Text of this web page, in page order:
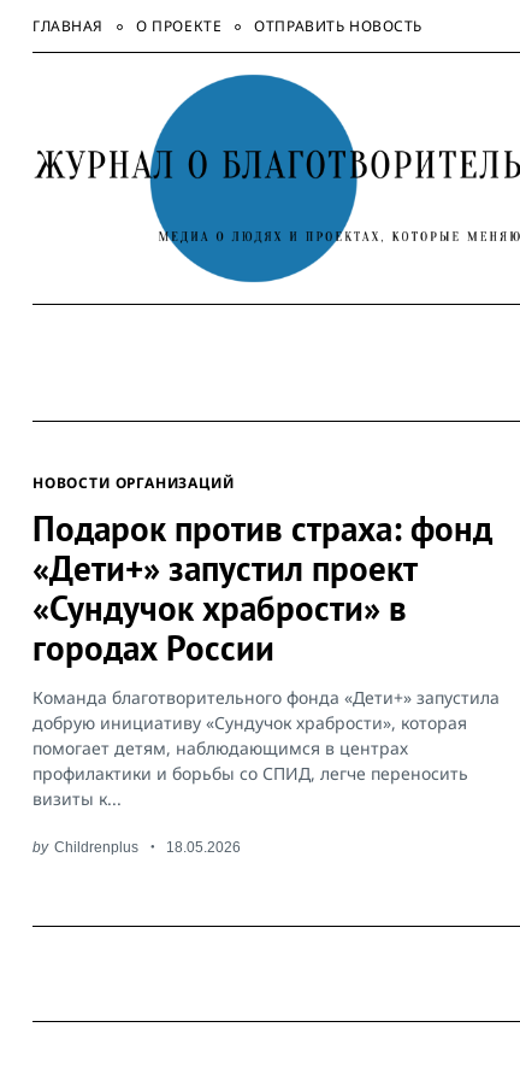
SkipГЛАВНАЯ О ПРОЕКТЕ ОТПРАВИТЬ НОВОСТЬ
НОВОСТИ ОРГАНИЗАЦИЙ
Подарок против страха: фонд
«Дети+» запустил проект
«Сундучок храбрости» в
городах России
Команда благотворительного фонда «Дети+» запустила
добрую инициативу «Сундучок храбрости», которая
помогает детям, наблюдающимся в центрах
профилактики и борьбы со СПИД, легче переносить
визиты к...
by Childrenplus 18.05.2026
Search
for: